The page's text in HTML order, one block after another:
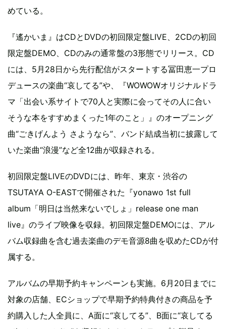
めている。
『遙かいま』はCDとDVDの初回限定盤LIVE、2CDの初回
限定盤DEMO、CDのみの通常盤の3形態でリリース。CD
には、5月28日から先行配信がスタートする冨田恵一プロ
デュースの楽曲“哀してる”や、『WOWOWオリジナルドラ
マ「出会い系サイトで70人と実際に会ってその人に合い
そうな本をすすめまくった1年のこと」』のオープニング
曲“ごきげんよう さようなら”、バンド結成当初に披露して
いた楽曲“浪漫”など全12曲が収録される。
初回限定盤LIVEのDVDには、昨年、東京・渋谷の
TSUTAYA O-EASTで開催された『yonawo 1st full
album「明日は当然来ないでしょ」release one man
live』のライブ映像を収録。初回限定盤DEMOには、アル
バム収録曲を含む過去楽曲のデモ音源8曲を収めたCDが付
属する。
アルバムの早期予約キャンペーンも実施。6月20日までに
対象の店舗、ECショップで早期予約特典付きの商品を予
約購入した人全員に、A面に“哀してる”、B面に“哀してる